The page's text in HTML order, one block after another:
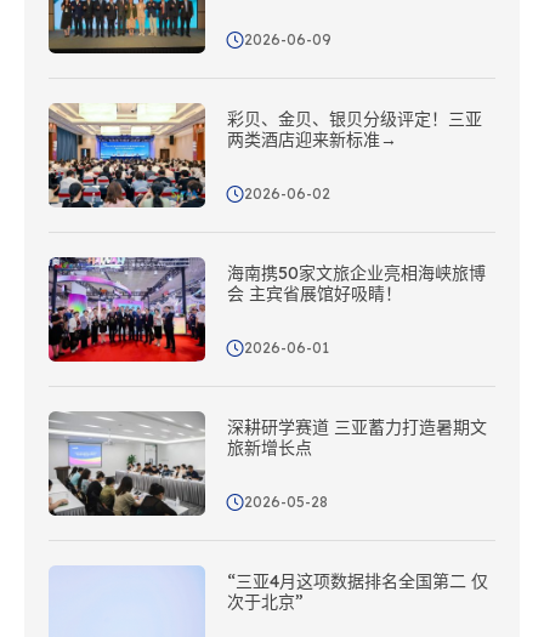
2026-06-09
彩贝、金贝、银贝分级评定！三亚
两类酒店迎来新标准→
2026-06-02
海南携50家文旅企业亮相海峡旅博
会 主宾省展馆好吸睛！
2026-06-01
深耕研学赛道 三亚蓄力打造暑期文
旅新增长点
2026-05-28
“三亚4月这项数据排名全国第二 仅
次于北京”